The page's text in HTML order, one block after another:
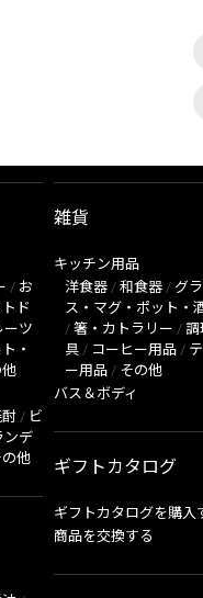
/ お
ド
ーツ
・
他
/ ビ
ンデ
の他
雑貨
キッチン用品
洋食器 / 和食器 / グラ
ス・マグ・ポット・
/ 箸・カトラリー / 調
具 / コーヒー用品 /
ー用品 / その他
バス＆ボディ
ギフトカタログ
ギフトカタログを購入
商品を交換する